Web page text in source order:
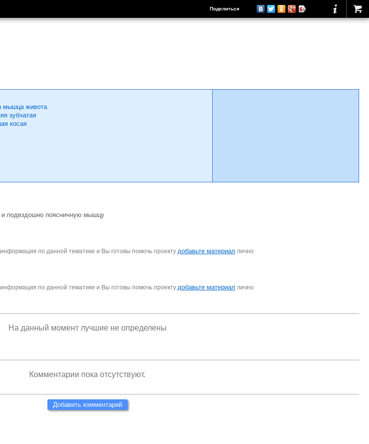
Поделиться
мышца живота
зубчатая
косая
и подвздошно поясничную мышцу
по данной тематике и Вы готовы помочь проекту добавьте материал лично
по данной тематике и Вы готовы помочь проекту добавьте материал лично
На данный момент лучшие не определены
Комментарии пока отсутствуют.
Добавить комментарий